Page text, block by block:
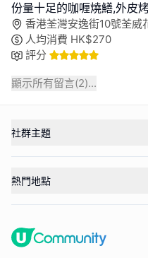
份量十足的咖喱燒鱔,外皮
香港荃灣安逸街10號荃威
人均消費 HK$270
評分
顯示所有留言(2)...
社群主題
熱門地點